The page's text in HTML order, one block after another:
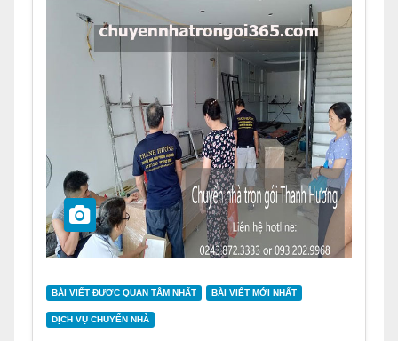
BÀI VIẾT ĐƯỢC QUAN TÂM NHẤT BÀI VIẾT MỚI NHẤT
DỊCH VỤ CHUYỂN NHÀ